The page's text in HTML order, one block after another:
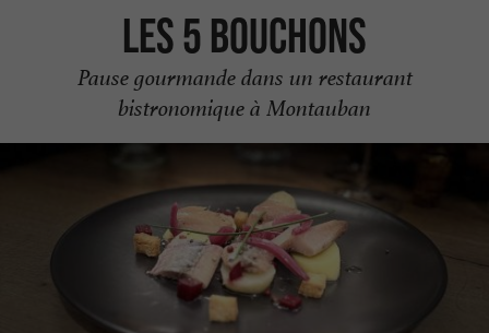
Les 5 bouchons
Pause gourmande dans un restaurant
bistronomique à Montauban